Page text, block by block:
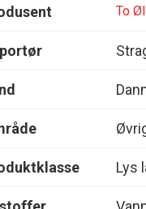
To Øl
Lys